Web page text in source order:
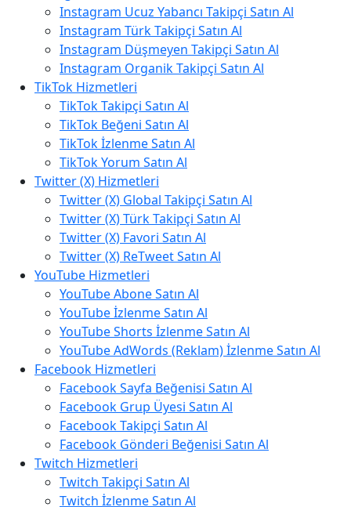
Instagram Ucuz Yabancı Takipçi Satın Al
Instagram Türk Takipçi Satın Al
Instagram Düşmeyen Takipçi Satın Al
Instagram Organik Takipçi Satın Al
TikTok Hizmetleri
TikTok Takipçi Satın Al
TikTok Beğeni Satın Al
TikTok İzlenme Satın Al
TikTok Yorum Satın Al
Twitter (X) Hizmetleri
Twitter (X) Global Takipçi Satın Al
Twitter (X) Türk Takipçi Satın Al
Twitter (X) Favori Satın Al
Twitter (X) ReTweet Satın Al
YouTube Hizmetleri
YouTube Abone Satın Al
YouTube İzlenme Satın Al
YouTube Shorts İzlenme Satın Al
YouTube AdWords (Reklam) İzlenme Satın Al
Facebook Hizmetleri
Facebook Sayfa Beğenisi Satın Al
Facebook Grup Üyesi Satın Al
Facebook Takipçi Satın Al
Facebook Gönderi Beğenisi Satın Al
Twitch Hizmetleri
Twitch Takipçi Satın Al
Twitch İzlenme Satın Al